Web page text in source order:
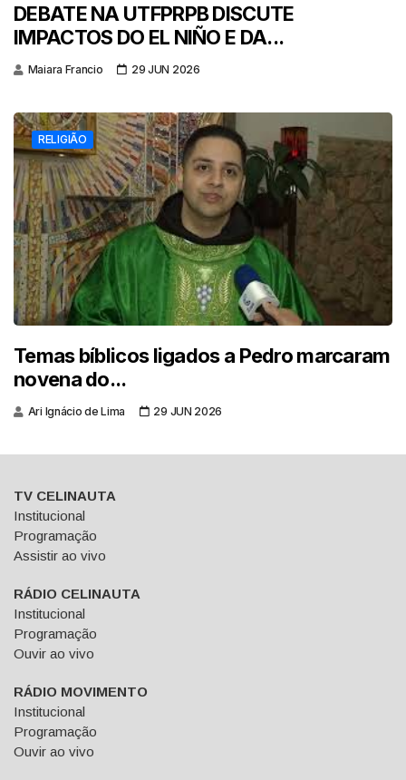
DEBATE NA UTFPRPB DISCUTE
IMPACTOS DO EL NIÑO E DA...
Maiara Francio 29 JUN 2026
RELIGIÃO
Temas bíblicos ligados a Pedro marcaram
novena do...
Ari Ignácio de Lima 29 JUN 2026
TV CELINAUTA
Institucional
Programação
Assistir ao vivo
RÁDIO CELINAUTA
Institucional
Programação
Ouvir ao vivo
RÁDIO MOVIMENTO
Institucional
Programação
Ouvir ao vivo